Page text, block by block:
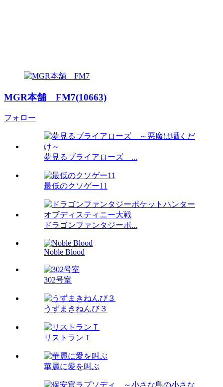
MGR本舗 FM7(10663)
フォロー
夢見るブライアローズ ...
最低のクソゲー11
ドラゴンファンタジーポ...
Noble Blood
302号室
うずまきねんび３
リストランＴ
華麗に愛を叫ぶ